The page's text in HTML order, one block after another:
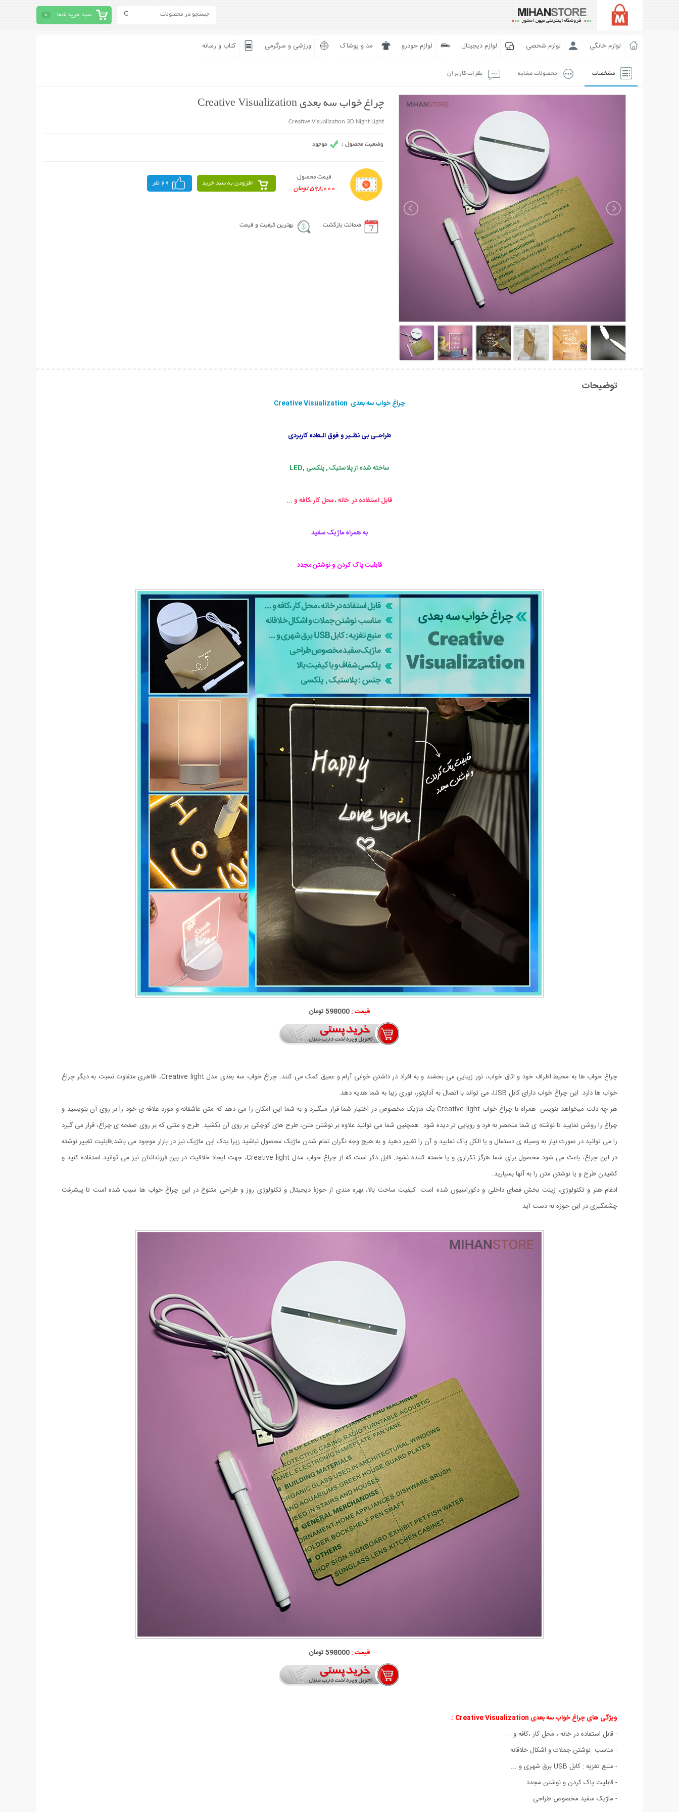
سبد خرید شما 0
لوازم خانگی لوازم شخصی لوازم دیجیتال لوازم خودرو مد و پوشاک ورزشی و سرگرمی کتاب و رسانه
مشخصات محصولات مشابه نظرات کاربران
چراغ خواب سه بعدی Creative Visualization
Creative Visualization 3D Night Light
قیمت محصول
598,000 تومان
افزودن به سبد خرید 69 نفر
ضمانت بازگشت بهترین کیفیت و قیمت
توضیحات
چراغ خواب سه بعدی Creative Visualization
طراحـی بی نظـیر و فوق الـعاده کاربردی
ساخته شده از پلاستیک , پلکسی ,LED
قابل استفاده در خانه ، محل کار ،کافه و ...
به همراه ماژیک سفید
قابلیت پاک کردن و نوشتن مجدد
قیمت :598000 تومان
چراغ خواب ها به محیط اطراف خود و اتاق خواب، نور زیبایی می بخشند و به افراد در داشتن خوابی آرام و عمیق کمک می کنند. چراغ خواب سه بعدی مدل Creative light، ظاهری متفاوت نسبت به دیگر چراغ
خواب ها دارد. این چراغ خواب دارای کابل USB، می تواند با اتصال به آداپتور، نوری زیبا به شما هدیه دهد.
هر چه دلت میخواهد بنویس .همراه با چراغ خواب Creative light یک ماژیک مخصوص در اختیار شما قرار میگیرد و به شما این امکان را می دهد که متن عاشقانه و مورد علاقه ی خود را بر روی آن بنویسید و
چراغ را روشن نمایید تا نوشته ی شما منحصر به فرد و رویایی تر دیده شود. همچنین شما می توانید علاوه بر نوشتن متن، طرح های کوچکی بر روی آن بکشید. طرح و متنی که بر روی صفحه ی چراغ، قرار می گیرد
را می توانید در صورت نیاز به وسیله ی دستمال و یا الکل پاک نمایید و آن را تغییر دهید و به هیچ وجه نگران تمام شدن ماژیک محصول نباشید زیرا یدک این ماژیک نیز در بازار موجود می باشد.قابلیت تغییر نوشته
در این چراغ، باعث می شود محصول برای شما هرگز تکراری و یا خسته کننده نشود. قابل ذکر است که از چراغ خواب مدل Creative light، جهت ایجاد خلاقیت در بین فرزندانتان نیز می توانید استفاده کنید و
کشیدن طرح و یا نوشتن متن را به آنها بسپارید.
ادغام هنر و تکنولوژی، زینت بخش فضای داخلی و دکوراسیون شده است. کیفیت ساخت بالا، بهره مندی از حوزۀ دیجیتال و تکنولوژی روز و طراحی متنوع در این چراغ خواب ها سبب شده است تا پیشرفت
چشمگیری در این حوزه به دست آید.
قیمت :598000 تومان
ویژگی های چراغ خواب سه بعدی Creative Visualization
:
- قابل استفاده در خانه ، محل کار ،کافه و ...
- مناسب نوشتن جملات و اشکال خلاقانه
- منبع تغزیه : کابل USB برق شهری و ...
- قابلیت پاک کردن و نوشتن مجدد
- ماژیک سفید مخصوص طراحی